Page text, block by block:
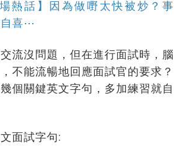
場熱話】因為做嘢太快被炒？事
自喜⋯
流沒問題，但在進行面試時，腦
不能流暢地回應面試官的要求？
個關鍵英文字句，多加練習就自
面試字句: